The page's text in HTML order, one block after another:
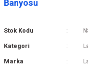
Banyosu
Stok Kodu
Kategori
Marka